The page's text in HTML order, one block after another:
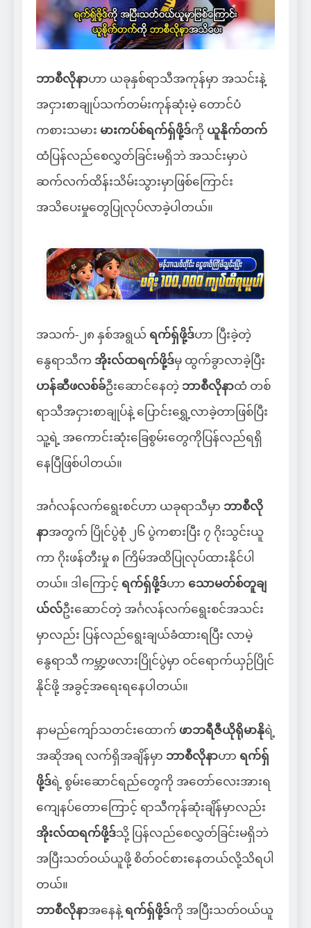
ဘာစီလိုနာဟာ ယခုနှစ်ရာသီအကုန်မှာ အသင်းနဲ့
အငှားစာချုပ်သက်တမ်းကုန်ဆုံးမဲ့ တောင်ပံ
ကစားသမား မားကပ်စ်ရက်ရှ်ဖို့ဒ်ကို ယူနိုက်တက်
ထံပြန်လည်စေလွှတ်ခြင်းမရှိဘဲ အသင်းမှာပဲ
ဆက်လက်ထိန်းသိမ်းသွားမှာဖြစ်ကြောင်း
အသိပေးမှုတွေပြုလုပ်လာခဲ့ပါတယ်။
အသက်-၂၈ နှစ်အရွယ် ရက်ရှ်ဖို့ဒ်ဟာ ပြီးခဲ့တဲ့
နွေရာသီက အိုးလ်ထရက်ဖို့ဒ်မှ ထွက်ခွာလာခဲ့ပြီး
ဟန်ဆီဖလစ်ခ်ဦးဆောင်နေတဲ့ ဘာစီလိုနာထံ တစ်
ရာသီအငှားစာချုပ်နဲ့ ပြောင်းရွှေ့လာခဲ့တာဖြစ်ပြီး
သူ့ရဲ့ အကောင်းဆုံးခြေစွမ်းတွေကိုပြန်လည်ရရှိ
နေပြီဖြစ်ပါတယ်။
အင်္ဂလန်လက်ရွေးစင်ဟာ ယခုရာသီမှာ ဘာစီလို
နာအတွက် ပြိုင်ပွဲစုံ ၂၆ ပွဲကစားပြီး ၇ ဂိုးသွင်းယူ
ကာ ဂိုးဖန်တီးမှု ၈ ကြိမ်အထိပြုလုပ်ထားနိုင်ပါ
တယ်။ ဒါကြောင့် ရက်ရှ်ဖို့ဒ်ဟာ သောမတ်စ်တူချ
ယ်လ်ဦးဆောင်တဲ့ အင်္ဂလန်လက်ရွေးစင်အသင်း
မှာလည်း ပြန်လည်ရွေးချယ်ခံထားရပြီး လာမဲ့
နွေရာသီ ကမ္ဘာ့ဖလားပြိုင်ပွဲမှာ ဝင်ရောက်ယှဉ်ပြိုင်
နိုင်ဖို့ အခွင့်အရေးရနေပါတယ်။
နာမည်ကျော်သတင်းထောက် ဖာဘရီဇီယိုရိုမာနိုရဲ့
အဆိုအရ လက်ရှိအချိန်မှာ ဘာစီလိုနာဟာ ရက်ရှ်
ဖို့ဒ်ရဲ့ စွမ်းဆောင်ရည်တွေကို အတော်လေးအားရ
ကျေနပ်တောကြောင့် ရာသီကုန်ဆုံးချိန်မှာလည်း
အိုးလ်ထရက်ဖို့ဒ်သို့ ပြန်လည်စေလွှတ်ခြင်းမရှိဘဲ
အပြီးသတ်ဝယ်ယူဖို့ စိတ်ဝင်စားနေတယ်လို့သိရပါ
တယ်။
ဘာစီလိုနာအနေနဲ့ ရက်ရှ်ဖို့ဒ်ကို အပြီးသတ်ဝယ်ယူ